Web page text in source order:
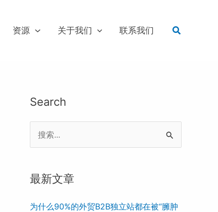
资源 关于我们 联系我们 Search
Search
r
c
最新文章
为什么90%的外贸B2B独立站都在被“臃肿